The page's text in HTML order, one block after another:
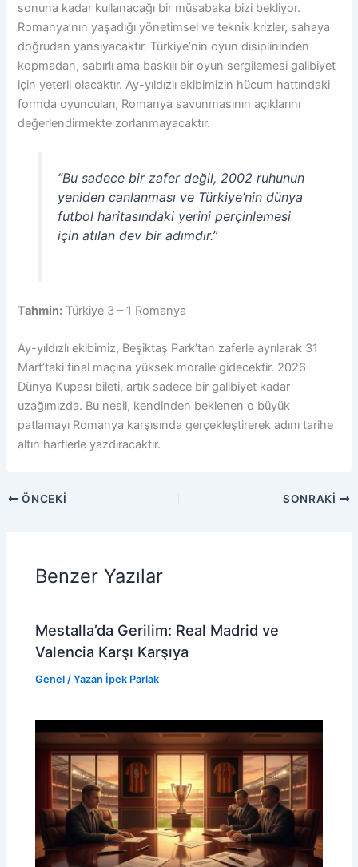
sonuna kadar kullanacağı bir müsabaka bizi bekliyor.
Romanya’nın yaşadığı yönetimsel ve teknik krizler, sahaya
doğrudan yansıyacaktır. Türkiye’nin oyun disiplininden
kopmadan, sabırlı ama baskılı bir oyun sergilemesi galibiyet
için yeterli olacaktır. Ay-yıldızlı ekibimizin hücum hattındaki
formda oyuncuları, Romanya savunmasının açıklarını
değerlendirmekte zorlanmayacaktır.
“Bu sadece bir zafer değil, 2002 ruhunun
yeniden canlanması ve Türkiye’nin dünya
futbol haritasındaki yerini perçinlemesi
için atılan dev bir adımdır.”
Tahmin: Türkiye 3 – 1 Romanya
Ay-yıldızlı ekibimiz, Beşiktaş Park’tan zaferle ayrılarak 31
Mart’taki final maçına yüksek moralle gidecektir. 2026
Dünya Kupası bileti, artık sadece bir galibiyet kadar
uzağımızda. Bu nesil, kendinden beklenen o büyük
patlamayı Romanya karşısında gerçekleştirerek adını tarihe
altın harflerle yazdıracaktır.
ÖNCEKI SONRAKI
Benzer Yazılar
Mestalla’da Gerilim: Real Madrid ve
Valencia Karşı Karşıya
Genel / Yazan İpek Parlak